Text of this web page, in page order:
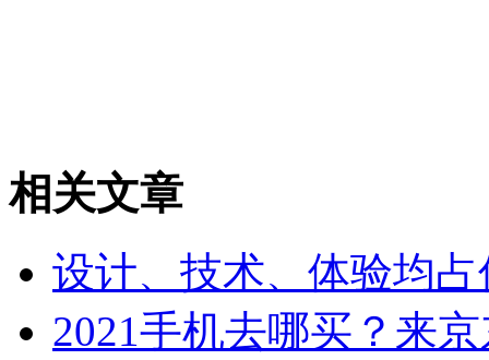
相关文章
设计、技术、体验均
2021手机去哪买？来